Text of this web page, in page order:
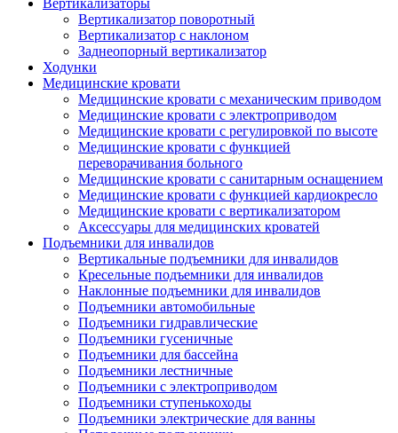
Вертикализаторы
Вертикализатор поворотный
Вертикализатор с наклоном
Заднеопорный вертикализатор
Ходунки
Медицинские кровати
Медицинские кровати с механическим приводом
Медицинские кровати с электроприводом
Медицинские кровати с регулировкой по высоте
Медицинские кровати с функцией
переворачивания больного
Медицинские кровати с санитарным оснащением
Медицинские кровати с функцией кардиокресло
Медицинские кровати с вертикализатором
Аксессуары для медицинских кроватей
Подъемники для инвалидов
Вертикальные подъемники для инвалидов
Кресельные подъемники для инвалидов
Наклонные подъемники для инвалидов
Подъемники автомобильные
Подъемники гидравлические
Подъемники гусеничные
Подъемники для бассейна
Подъемники лестничные
Подъемники с электроприводом
Подъемники ступенькоходы
Подъемники электрические для ванны